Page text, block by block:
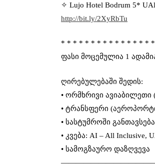
✧ Lujo Hotel Bodrum 5*
http://bit.ly/2XyRbTu
* * * * * * * * * * * * * * *
ფასი მოცემულია 1
ღირებულებაში შედის:
• ორმხრივი
• ტრანსფერი
• სასტუმროში
• კვება: AI – All Inclusive,
• სამოგზაურო დაზღვევა